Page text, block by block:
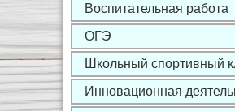
Воспитательная работа
ОГЭ
Школьный спортивный
Инновационная